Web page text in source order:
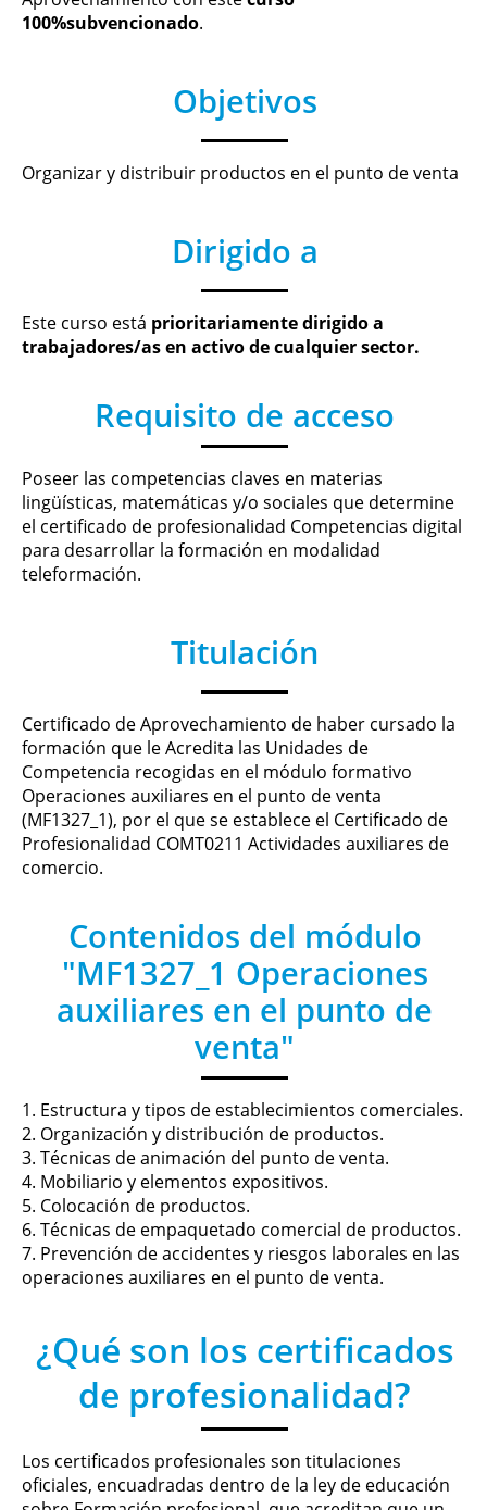
100%subvencionado.
Objetivos
Organizar y distribuir productos en el punto de venta
Dirigido a
Este curso está prioritariamente dirigido a
trabajadores/as en activo de cualquier sector.
Requisito de acceso
Poseer las competencias claves en materias
lingüísticas, matemáticas y/o sociales que determine
el certificado de profesionalidad Competencias digital
para desarrollar la formación en modalidad
teleformación.
Titulación
Certificado de Aprovechamiento de haber cursado la
formación que le Acredita las Unidades de
Competencia recogidas en el módulo formativo
Operaciones auxiliares en el punto de venta
(MF1327_1), por el que se establece el Certificado de
Profesionalidad COMT0211 Actividades auxiliares de
comercio.
Contenidos del módulo
"MF1327_1 Operaciones
auxiliares en el punto de
venta"
1. Estructura y tipos de establecimientos comerciales.
2. Organización y distribución de productos.
3. Técnicas de animación del punto de venta.
4. Mobiliario y elementos expositivos.
5. Colocación de productos.
6. Técnicas de empaquetado comercial de productos.
7. Prevención de accidentes y riesgos laborales en las
operaciones auxiliares en el punto de venta.
¿Qué son los certificados
de profesionalidad?
Los certificados profesionales son titulaciones
oficiales, encuadradas dentro de la ley de educación